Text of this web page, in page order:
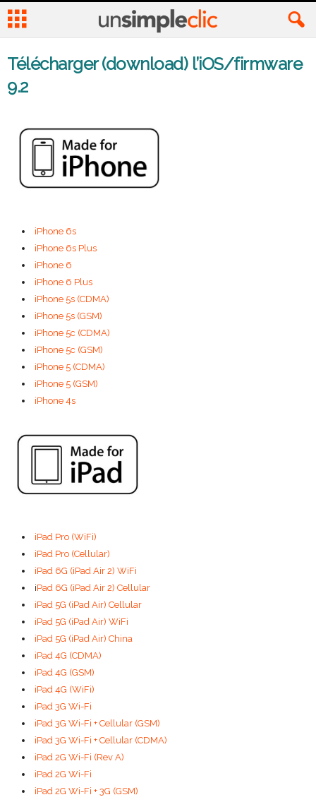
Télécharger (download) l’iOS/firmware
9.2
iPhone 6s
iPhone 6s Plus
iPhone 6
iPhone 6 Plus
iPhone 5s (CDMA)
iPhone 5s (GSM)
iPhone 5c (CDMA)
iPhone 5c (GSM)
iPhone 5 (CDMA)
iPhone 5 (GSM)
iPhone 4s
iPad Pro (WiFi)
iPad Pro (Cellular)
iPad 6G (iPad Air 2) WiFi
iPad 6G (iPad Air 2) Cellular
iPad 5G (iPad Air) Cellular
iPad 5G (iPad Air) WiFi
iPad 5G (iPad Air) China
iPad 4G (CDMA)
iPad 4G (GSM)
iPad 4G (WiFi)
iPad 3G Wi-Fi
iPad 3G Wi-Fi + Cellular (GSM)
iPad 3G Wi-Fi + Cellular (CDMA)
iPad 2G Wi-Fi (Rev A)
iPad 2G Wi-Fi
iPad 2G Wi-Fi + 3G (GSM)